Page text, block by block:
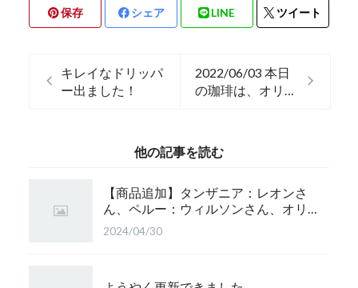
保存 シェア LINE ツイート
キレイなドリッパ
ー出ました！
2022/06/03 本日
の珈琲は、オリジ
す。
他の記事を読む
【商品追加】タンザニア：レオンさ
ん、ペルー：ウィルソンさん、オリ
ジナルブレンド：かぐら 珈琲豆追
加！
2024/04/30